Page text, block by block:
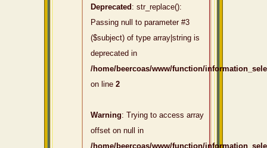
Deprecated : str_replace():
Passing null to parameter #3
($subject) of type array|string is
deprecated in
/home/beercoas/www/function/
on line 2
Warning: Trying to access array
offset on null in
/home/beercoas/www/function/